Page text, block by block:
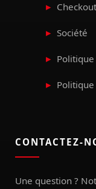
Checkout
Société
CONTACTEZ-
Une question ?